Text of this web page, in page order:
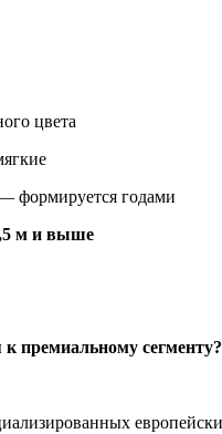
цвета
формируется годами
м и выше
к премиальному сегменту?